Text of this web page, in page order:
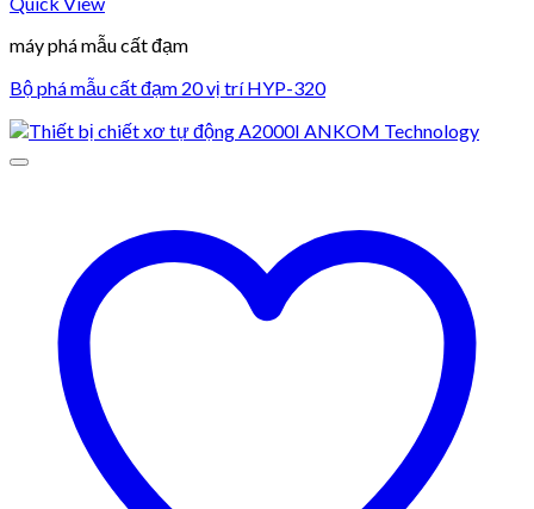
máy phá mẫu cất đạm
Bộ phá mẫu cất đạm 20 vị trí HYP-320